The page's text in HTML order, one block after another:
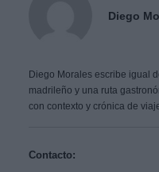
Diego
Diego Morales escribe igual
madrileño y una ruta
con contexto y crónica de
Contacto: